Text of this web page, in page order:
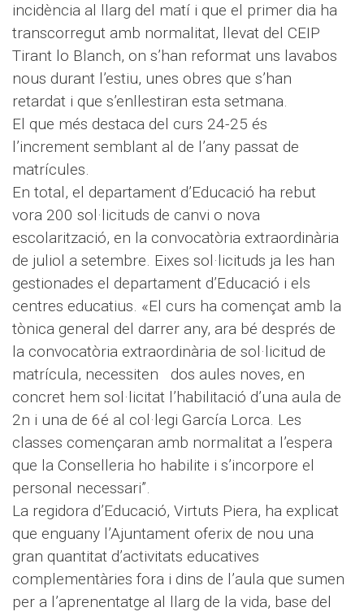
incidència al llarg del matí i que el primer dia ha
transcorregut amb normalitat, llevat del CEIP
Tirant lo Blanch, on s’han reformat uns lavabos
nous durant l’estiu, unes obres que s’han
retardat i que s’enllestiran esta setmana.
El que més destaca del curs 24-25 és
l’increment semblant al de l’any passat de
matrícules.
En total, el departament d’Educació ha rebut
vora 200 sol·licituds de canvi o nova
escolarització, en la convocatòria extraordinària
de juliol a setembre. Eixes sol·licituds ja les han
gestionades el departament d’Educació i els
centres educatius. «El curs ha començat amb la
tònica general del darrer any, ara bé després de
la convocatòria extraordinària de sol·licitud de
matrícula, necessiten dos aules noves, en
concret hem sol·licitat l’habilitació d’una aula de
2n i una de 6é al col·legi García Lorca. Les
classes començaran amb normalitat a l’espera
que la Conselleria ho habilite i s’incorpore el
personal necessari”.
La regidora d’Educació, Virtuts Piera, ha explicat
que enguany l’Ajuntament oferix de nou una
gran quantitat d’activitats educatives
complementàries fora i dins de l’aula que sumen
per a l’aprenentatge al llarg de la vida, base del